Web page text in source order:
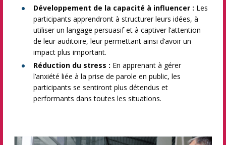
Développement de la capacité à influencer : Les
participants apprendront à structurer leurs idées, à
utiliser un langage persuasif et à captiver l’attention
de leur auditoire, leur permettant ainsi d’avoir un
impact plus important.
Réduction du stress : En apprenant à gérer
l’anxiété liée à la prise de parole en public, les
participants se sentiront plus détendus et
performants dans toutes les situations.